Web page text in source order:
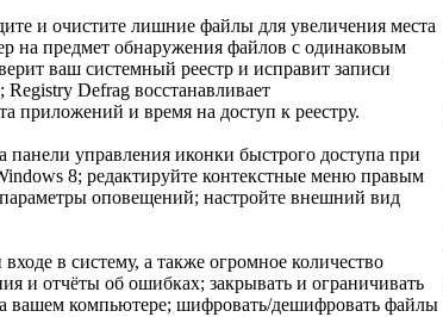
и очистите лишние файлы для увеличения места
на предмет обнаружения файлов с одинаковым
ваш системный реестр и исправит записи
Defrag восстанавливает
приложений и время на доступ к реестру.
панели управления иконки быстрого доступа при
8; редактируйте контекстные меню правым
оповещений; настройте внешний вид
в систему, а также огромное количество
и отчёты об ошибках; закрывать и ограничивать
вашем компьютере; шифровать/дешифровать файлы